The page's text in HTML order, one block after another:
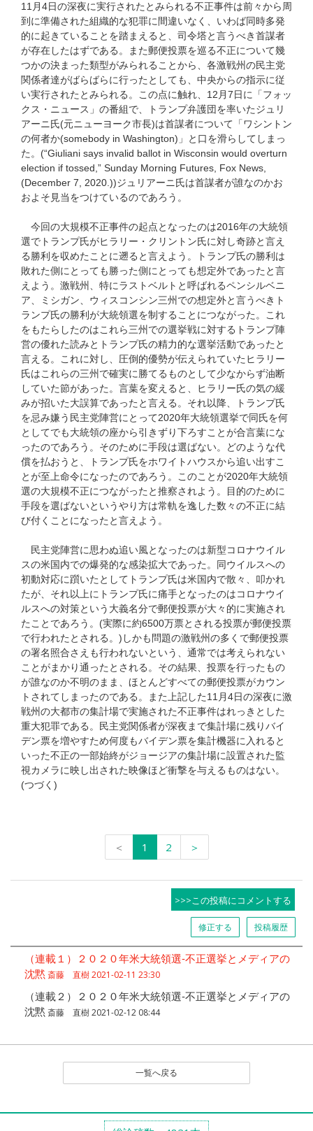
11月4日の深夜に実行されたとみられる不正事件は前々から周
到に準備された組織的な犯罪に間違いなく、いわば同時多発
的に起きていることを踏まえると、司令塔と言うべき首謀者
が存在したはずである。また郵便投票を巡る不正について幾
つかの決まった類型がみられることから、各激戦州の民主党
関係者達がばらばらに行ったとしても、中央からの指示に従
い実行されたとみられる。この点に触れ、12月7日に「フォッ
クス・ニュース」の番組で、トランプ弁護団を率いたジュリ
アーニ氏(元ニューヨーク市長)は首謀者について「ワシントン
の何者か(somebody in Washington)」と口を滑らしてしまっ
た。(“Giuliani says invalid ballot in Wisconsin would overturn
election if tossed,” Sunday Morning Futures, Fox News,
(December 7, 2020.))ジュリアーニ氏は首謀者が誰なのかお
およそ見当をつけているのであろう。
今回の大規模不正事件の起点となったのは2016年の大統領
選でトランプ氏がヒラリー・クリントン氏に対し奇跡と言え
る勝利を収めたことに遡ると言えよう。トランプ氏の勝利は
敗れた側にとっても勝った側にとっても想定外であったと言
えよう。激戦州、特にラストベルトと呼ばれるペンシルベニ
ア、ミシガン、ウィスコンシン三州での想定外と言うべきト
ランプ氏の勝利が大統領選を制することにつながった。これ
をもたらしたのはこれら三州での選挙戦に対するトランプ陣
営の優れた読みとトランプ氏の精力的な選挙活動であったと
言える。これに対し、圧倒的優勢が伝えられていたヒラリー
氏はこれらの三州で確実に勝てるものとして少なからず油断
していた節があった。言葉を変えると、ヒラリー氏の気の緩
みが招いた大誤算であったと言える。それ以降、トランプ氏
を忌み嫌う民主党陣営にとって2020年大統領選挙で同氏を何
としてでも大統領の座から引きずり下ろすことが合言葉にな
ったのであろう。そのために手段は選ばない。どのような代
償を払おうと、トランプ氏をホワイトハウスから追い出すこ
とが至上命令になったのであろう。このことが2020年大統領
選の大規模不正につながったと推察されよう。目的のために
手段を選ばないというやり方は常軌を逸した数々の不正に結
び付くことになったと言えよう。
民主党陣営に思わぬ追い風となったのは新型コロナウイル
スの米国内での爆発的な感染拡大であった。同ウイルスへの
初動対応に躓いたとしてトランプ氏は米国内で散々、叩かれ
たが、それ以上にトランプ氏に痛手となったのはコロナウイ
ルスへの対策という大義名分で郵便投票が大々的に実施され
たことであろう。(実際に約6500万票とされる投票が郵便投票
で行われたとされる。)しかも問題の激戦州の多くで郵便投票
の署名照合さえも行われないという、通常では考えられない
ことがまかり通ったとされる。その結果、投票を行ったもの
が誰なのか不明のまま、ほとんどすべての郵便投票がカウン
トされてしまったのである。また上記した11月4日の深夜に激
戦州の大都市の集計場で実施された不正事件はれっきとした
重大犯罪である。民主党関係者が深夜まで集計場に残りバイ
デン票を増やすため何度もバイデン票を集計機器に入れると
いった不正の一部始終がジョージアの集計場に設置された監
視カメラに映し出された映像ほど衝撃を与えるものはない。
(つづく)
＜ 1 2 ＞
>>>この投稿にコメントする
修正する 投稿履歴
（連載１）２０２０年米大統領選‐不正選挙とメディアの
沈黙 斎藤 直樹 2021-02-11 23:30
（連載２）２０２０年米大統領選‐不正選挙とメディアの
沈黙 斎藤 直樹 2021-02-12 08:44
一覧へ戻る